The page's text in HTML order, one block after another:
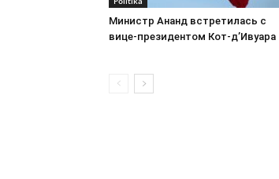
Министр Ананд встретилась с
вице-президентом Кот-д’Ивуара